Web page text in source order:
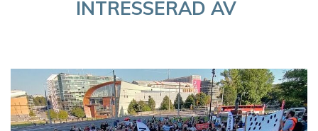
n
g
INTRESSERAD AV